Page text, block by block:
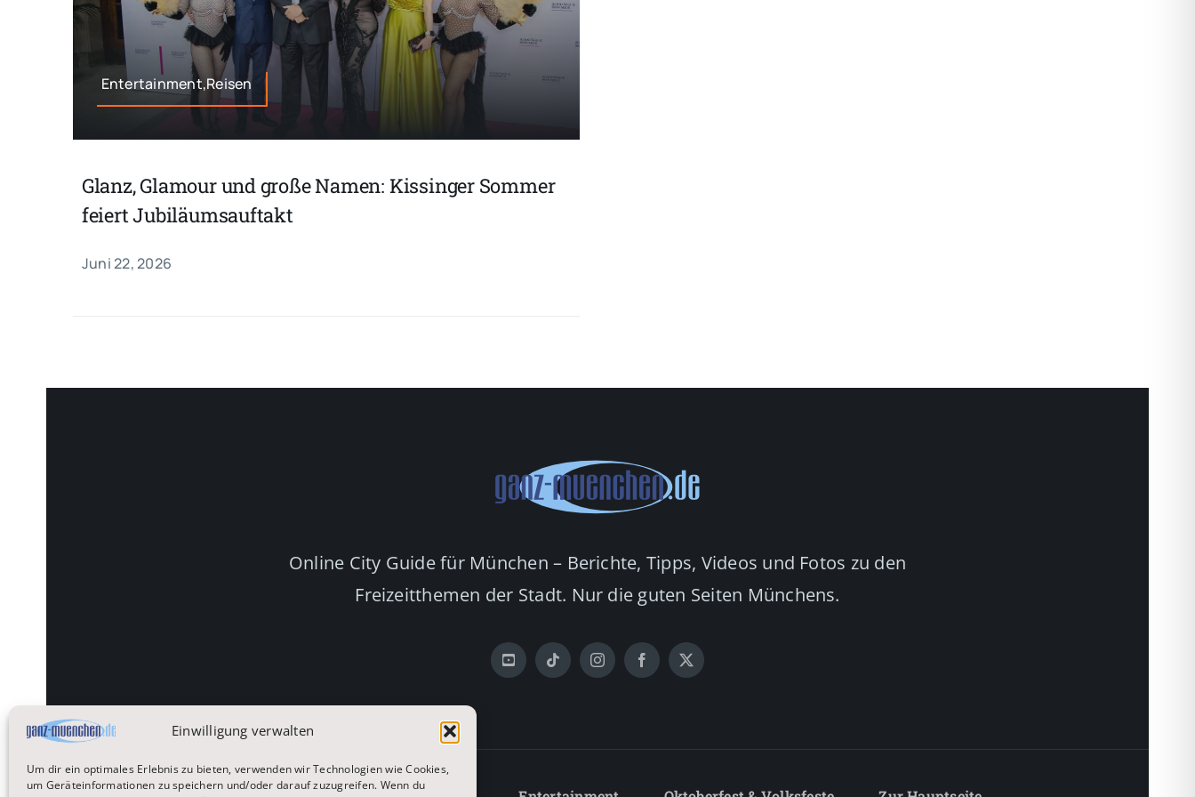
Einwilligung verwalten
Um dir ein optimales Erlebnis zu bieten, verwenden wir Technologien wie Cookies,
um Geräteinformationen zu speichern und/oder darauf zuzugreifen. Wenn du
Entertainment,Reisen
Glanz, Glamour und große Namen: Kissinger Sommer
feiert Jubiläumsauftakt
Juni 22, 2026
Online City Guide für München – Berichte, Tipps, Videos und Fotos zu den
Freizeitthemen der Stadt. Nur die guten Seiten Münchens.